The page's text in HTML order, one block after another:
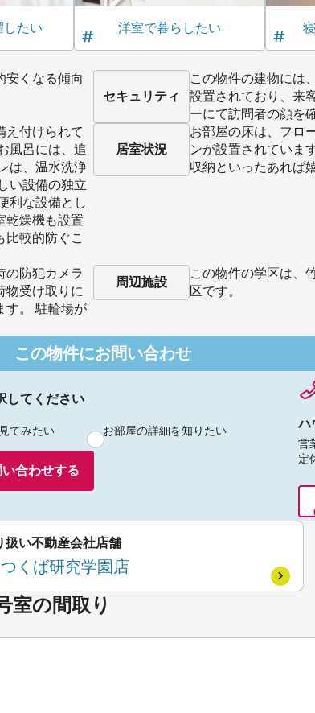
したい 洋室で暮らしたい
安くなる傾向
セキュリティ
この物件の建物には
設置されており、来
ーにて訪問者の顔を
え付けられて
風呂には、追
は、温水洗浄
い設備の独立
利な設備とし
乾燥機も設置
比較的防ぐこ
居室状況
お部屋の床は、フロ
ンが設置されていま
収納といったあれば
の防犯カメラ
物受け取りに
す。 駐輪場が
周辺施設
この物件の学区は、
区です。
この物件にお問い合わせ
してください
てみたい お部屋の詳細を知りたい
い合わせする
ハ
営
定
扱い不動産会社店舗
くば研究学園店
室の間取り